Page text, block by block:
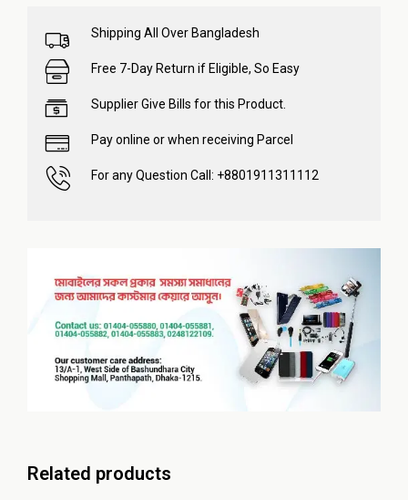
Shipping All Over Bangladesh
Free 7-Day Return if Eligible, So Easy
Supplier Give Bills for this Product.
Pay online or when receiving Parcel
For any Question Call: +8801911311112
Related products